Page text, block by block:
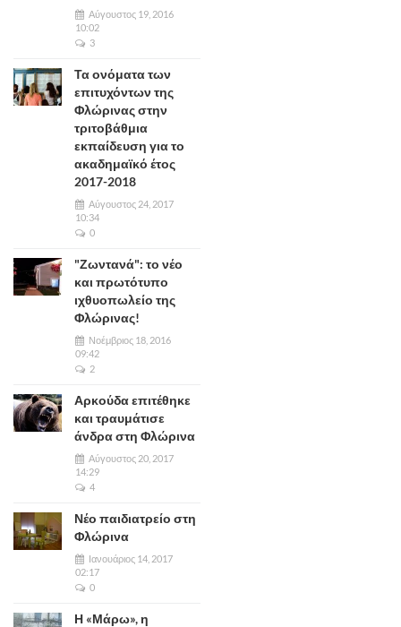
Αύγουστος 19, 2016
10:02
3
Τα ονόματα των
επιτυχόντων της
Φλώρινας στην
τριτοβάθμια
εκπαίδευση για το
ακαδημαϊκό έτος
2017-2018
Αύγουστος 24, 2017
10:34
0
"Ζωντανά": το νέο
και πρωτότυπο
ιχθυοπωλείο της
Φλώρινας!
Νοέμβριος 18, 2016
09:42
2
Αρκούδα επιτέθηκε
και τραυμάτισε
άνδρα στη Φλώρινα
Αύγουστος 20, 2017
14:29
4
Νέο παιδιατρείο στη
Φλώρινα
Ιανουάριος 14, 2017
02:17
0
Η «Μάρω», η